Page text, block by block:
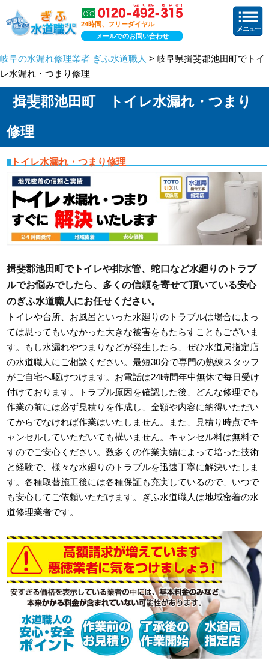
24時間、フリーダイヤル
メールでのお問い合わせ
岐阜の水漏れ修理業者 ぎふ水道職人 > 岐阜県揖斐郡池田町でトイ
レ水漏れ・つまり修理
揖斐郡池田町 トイレ水漏れ・つまり
修理
トイレ水漏れ・つまり修理
揖斐郡池田町でトイレや排水管、蛇口など水廻りのトラブ
ルでお悩みでしたら、多くの信頼を寄せて頂いている安心
のぎふ水道職人にお任せください。
トイレや台所、お風呂といった水廻りのトラブルは場合によっ
ては思ってもいなかった大きな被害をもたらすこともございま
す。もし水漏れやつまりなどが発生したら、ぜひ水道局指定店
の水道職人にご相談ください。最短30分で専門の熟練スタッフ
がご自宅へ駆けつけます。お電話は24時間年中無休で毎日受け
付けております。トラブル原因を確認した後、どんな修理でも
作業の前には必ず見積りを作成し、金額や内容に納得いただい
てからでなければ作業はいたしません。また、見積り時点でキ
ャンセルしていただいても構いません。キャンセル料は無料で
すのでご安心ください。数多くの作業実績によって培った技術
と経験で、様々な水廻りのトラブルを迅速丁寧に解決いたしま
す。各種取替施工後には各種保証も充実しているので、いつで
も安心してご依頼いただけます。ぎふ水道職人は地域密着の水
道修理業者です。